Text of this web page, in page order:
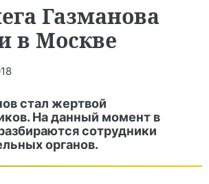
Газманова
в Москве
стал жертвой
На данный момент в
сотрудники
органов.